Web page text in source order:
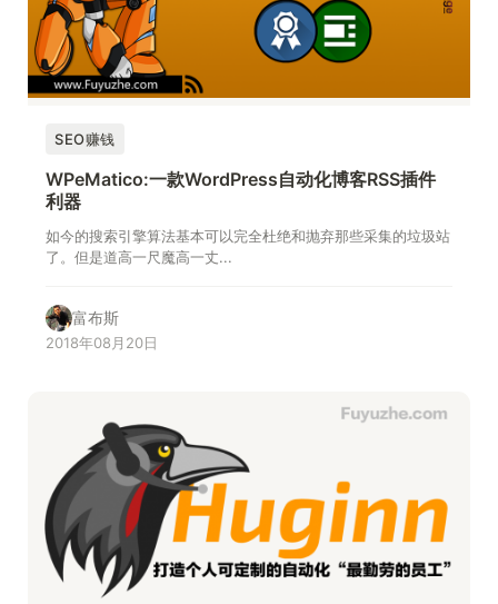
SEO赚钱
WPeMatico:一款WordPress自动化博客RSS插件
利器
如今的搜索引擎算法基本可以完全杜绝和抛弃那些采集的垃圾站
了。但是道高一尺魔高一丈...
富布斯
2018年08月20日